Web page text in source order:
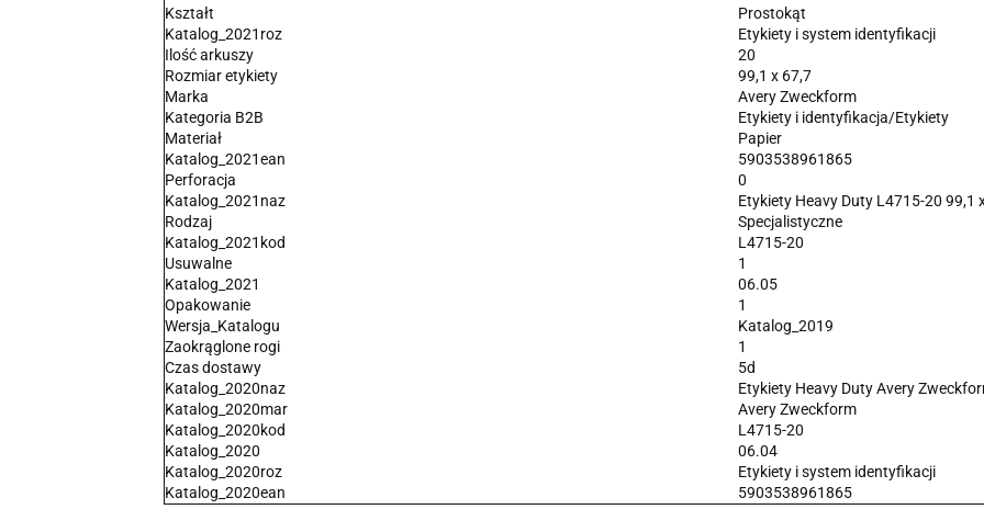
Kształt
Prostokąt
Katalog_2021roz
Etykiety i system identyfikacji
Ilość arkuszy
20
Rozmiar etykiety
99,1 x 67,7
Marka
Avery Zweckform
Kategoria B2B
Etykiety i identyfikacja/Etykiety
Materiał
Papier
Katalog_2021ean
5903538961865
Perforacja
0
Katalog_2021naz
Etykiety Heavy Duty L4715-20 99,1
Rodzaj
Specjalistyczne
Katalog_2021kod
L4715-20
Usuwalne
1
Katalog_2021
06.05
Opakowanie
1
Wersja_Katalogu
Katalog_2019
Zaokrąglone rogi
1
Czas dostawy
5d
Katalog_2020naz
Etykiety Heavy Duty Avery
Katalog_2020mar
Avery Zweckform
Katalog_2020kod
L4715-20
Katalog_2020
06.04
Katalog_2020roz
Etykiety i system identyfikacji
Katalog_2020ean
5903538961865